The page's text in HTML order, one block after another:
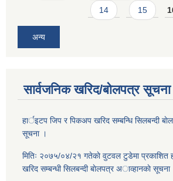
14 15
अन्य
सार्वजनिक खरिद/बोलपत्र सूचना
हार्इटप जिप र पिकअप खरिद सम्बन्धि सिलबन्दी
सूचना ।
मितिः २०७५/०४/२१ गतेकाे वुटवल टुडेमा प्रकाशित
खरिद सम्बन्धी सिलबन्दी बाेलपत्र अाव्हानकाे सूचना